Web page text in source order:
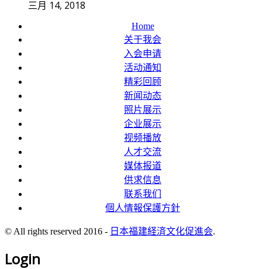
三月 14, 2018
Home
关于我会
入会申请
活动通知
精彩回顾
新闻动态
照片展示
企业展示
视频播放
人才交流
媒体报道
供求信息
联系我们
個人情報保護方針
© All rights reserved 2016 - 日本福建経済文化促進会.
Login